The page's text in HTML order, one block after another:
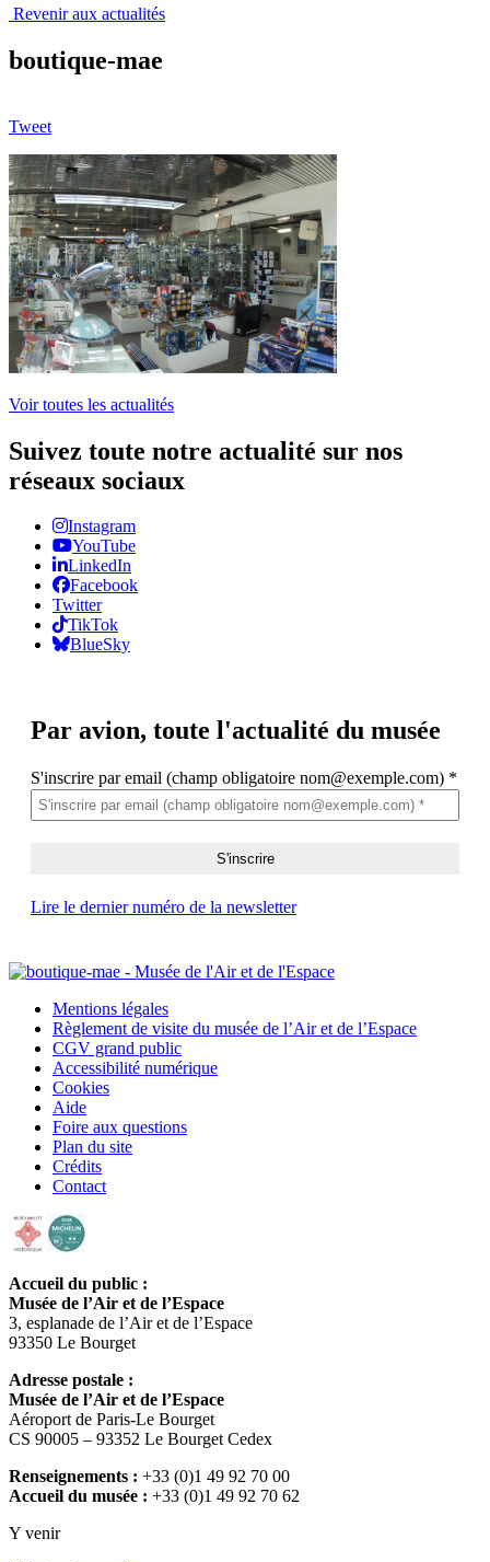
Revenir aux actualités
boutique-mae
Tweet
Voir toutes les actualités
Suivez toute notre actualité sur nos
réseaux sociaux
Instagram
YouTube
LinkedIn
Facebook
Twitter
TikTok
BlueSky
Par avion, toute l'actualité du musée
S'inscrire par email (champ obligatoire nom@exemple.com) *
Lire le dernier numéro de la newsletter
Mentions légales
Règlement de visite du musée de l’Air et de l’Espace
CGV grand public
Accessibilité numérique
Cookies
Aide
Foire aux questions
Plan du site
Crédits
Contact
Accueil du public :
Musée de l’Air et de l’Espace
3, esplanade de l’Air et de l’Espace
93350 Le Bourget
Adresse postale :
Musée de l’Air et de l’Espace
Aéroport de Paris-Le Bourget
CS 90005 – 93352 Le Bourget Cedex
Renseignements : +33 (0)1 49 92 70 00
Accueil du musée : +33 (0)1 49 92 70 62
Y venir